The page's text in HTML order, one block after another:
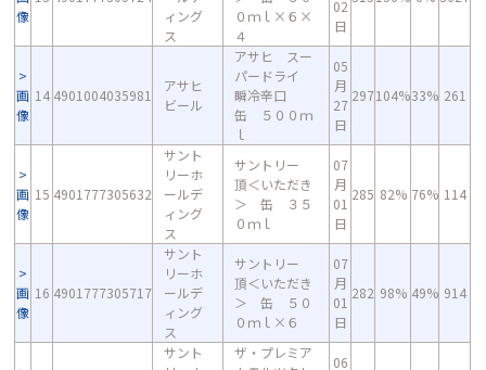
像
ィング
ス
０ｍｌ×６×
４
02
日
画
像
14 4901004035981
アサヒ
ビール
アサヒ スー
パードライ
瞬冷辛口
缶 ５００ｍ
ｌ
05
月
27
日
297104%33% 261
画
像
15 4901777305632
サント
リーホ
ールデ
ィング
ス
サントリー
頂＜いただき
＞ 缶 ３５
０ｍｌ
07
月
01
日
285 82% 76% 114
画
像
16 4901777305717
サント
リーホ
ールデ
ィング
ス
サントリー
頂＜いただき
＞ 缶 ５０
０ｍｌ×６
07
月
01
日
282 98% 49% 914
サント
ザ・プレミア
06